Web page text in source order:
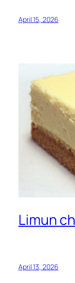
April 15, 2026
Limun
April 13, 2026